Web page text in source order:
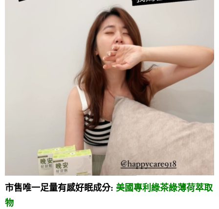
市售唯一足量有感好眠成分: 美國專利綠茶綠薄荷萃取
物